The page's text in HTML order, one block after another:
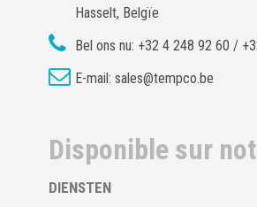
Hasselt, Belgïe
Bel ons nu: +32 4 248 92 60 /
E-mail: sales@tempco.be
Disponible sur
DIENSTEN